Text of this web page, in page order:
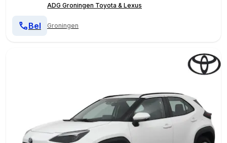
ADG Groningen Toyota & Lexus
Groningen
Bel